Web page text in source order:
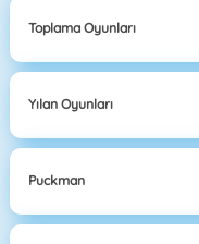
Toplama Oyunları
Yılan Oyunları
Puckman